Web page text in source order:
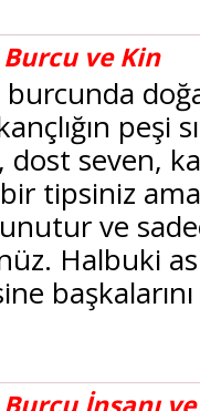
ve Kin
peşi
dost seven,
tipsiniz ama
unutur ve
Halbuki